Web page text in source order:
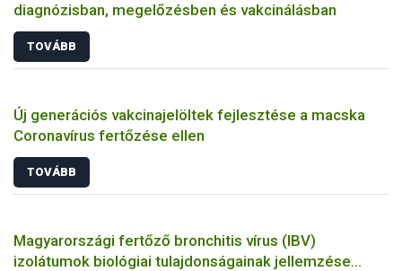
diagnózisban, megelőzésben és vakcinálásban
TOVÁBB
Új generációs vakcinajelöltek fejlesztése a macska
Coronavírus fertőzése ellen
TOVÁBB
Magyarországi fertőző bronchitis vírus (IBV)
izolátumok biológiai tulajdonságainak jellemzése